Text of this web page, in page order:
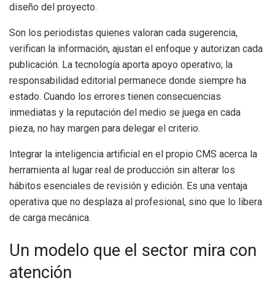
diseño del proyecto.
Son los periodistas quienes valoran cada sugerencia,
verifican la información, ajustan el enfoque y autorizan cada
publicación. La tecnología aporta apoyo operativo; la
responsabilidad editorial permanece donde siempre ha
estado. Cuando los errores tienen consecuencias
inmediatas y la reputación del medio se juega en cada
pieza, no hay margen para delegar el criterio.
Integrar la inteligencia artificial en el propio CMS acerca la
herramienta al lugar real de producción sin alterar los
hábitos esenciales de revisión y edición. Es una ventaja
operativa que no desplaza al profesional, sino que lo libera
de carga mecánica.
Un modelo que el sector mira con
atención